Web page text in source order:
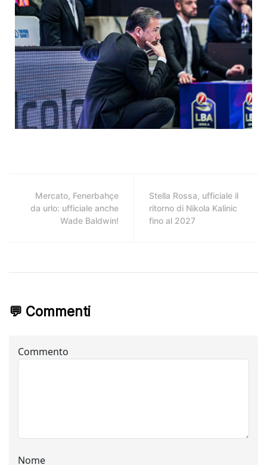
Mercato, Fenerbahçe
da urlo: ufficiale anche
Wade Baldwin!
Stella Rossa, ufficiale il
ritorno di Nikola Kalinic
fino al 2027
💬 Commenti